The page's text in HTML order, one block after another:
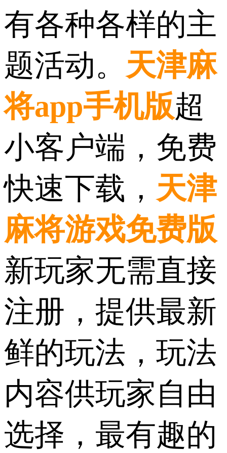
有各种各样的主
题活动。 天津麻
将app手机版超
小客户端，免费
快速下载， 天津
麻将游戏免费版
新玩家无需直接
注册，提供最新
鲜的玩法，玩法
内容供玩家自由
选择，最有趣的